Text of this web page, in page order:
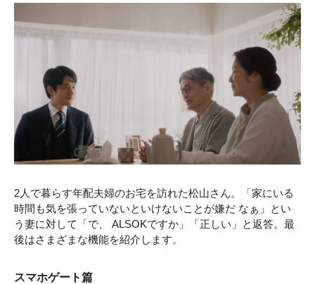
2人で暮らす年配夫婦のお宅を訪れた松山さん。「家にいる
時間も気を張っていないといけないことが嫌だ なぁ」とい
う妻に対して「で、 ALSOKですか」「正しい」と返答。最
後はさまざまな機能を紹介します。
スマホゲート篇